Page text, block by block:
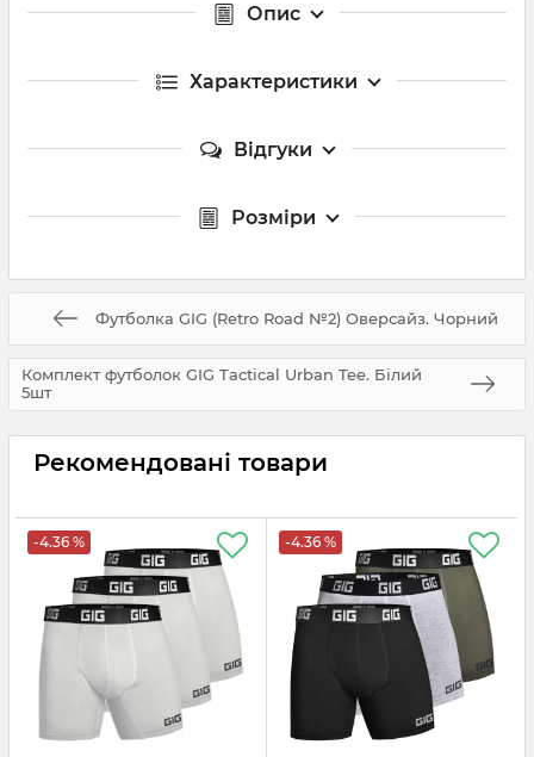
Опис
Характеристики
Відгуки
Розміри
Футболка GIG (Retro Road №2) Оверсайз. Чорний
Комплект футболок GIG Tactical Urban Tee. Білий
5шт
Рекомендовані товари
-4.36 % -4.36 %